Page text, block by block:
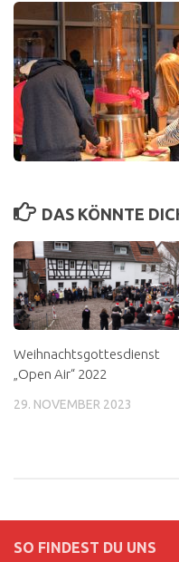
DAS KÖNNTE
Weihnachtsgottesdienst
„Open Air“ 2022
29. NOVEMBER 2023
SO FINDEST DU UNS